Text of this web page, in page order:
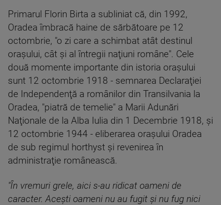
Primarul Florin Birta a subliniat că, din 1992,
Oradea îmbracă haine de sărbătoare pe 12
octombrie, "o zi care a schimbat atât destinul
oraşului, cât şi al întregii naţiuni române". Cele
două momente importante din istoria oraşului
sunt 12 octombrie 1918 - semnarea Declaraţiei
de Independenţă a românilor din Transilvania la
Oradea, "piatră de temelie" a Marii Adunări
Naţionale de la Alba Iulia din 1 Decembrie 1918, şi
12 octombrie 1944 - eliberarea oraşului Oradea
de sub regimul horthyst şi revenirea în
administraţie românească.
"În vremuri grele, aici s-au ridicat oameni de
caracter. Aceşti oameni nu au fugit şi nu fug nici